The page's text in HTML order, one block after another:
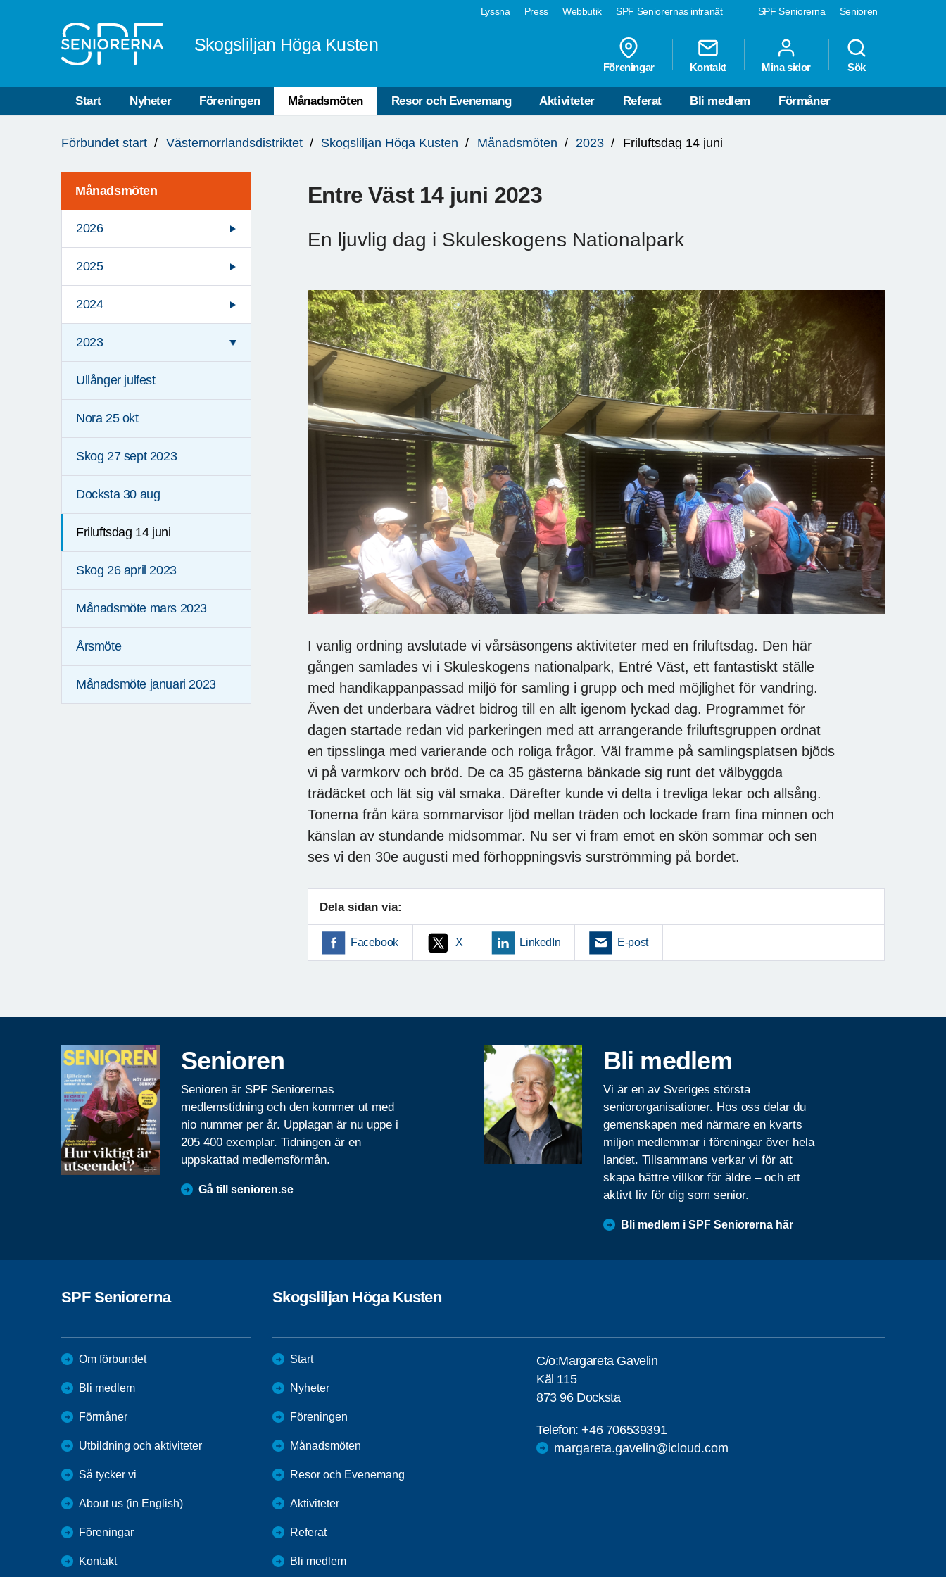
SPF Seniorerna Senioren
Lyssna Press Webbutik SPF Seniorernas intranät
Skogsliljan Höga Kusten
Föreningar Kontakt Mina sidor Sök
Start Nyheter Föreningen Månadsmöten Resor och Evenemang Aktiviteter Referat Bli medlem Förmåner
är
Förbundet start Västernorrlandsdistriktet Skogsliljan Höga Kusten Månadsmöten 2023 Friluftsdag 14 juni
Månadsmöten
2026
2025
2024
2023
Ullånger julfest
Nora 25 okt
Skog 27 sept 2023
Docksta 30 aug
Friluftsdag 14 juni
Skog 26 april 2023
Månadsmöte mars 2023
Årsmöte
Månadsmöte januari 2023
Entre Väst 14 juni 2023
En ljuvlig dag i Skuleskogens Nationalpark
I vanlig ordning avslutade vi vårsäsongens aktiviteter med en friluftsdag. Den här
gången samlades vi i Skuleskogens nationalpark, Entré Väst, ett fantastiskt ställe
med handikappanpassad miljö för samling i grupp och med möjlighet för vandring.
Även det underbara vädret bidrog till en allt igenom lyckad dag. Programmet för
dagen startade redan vid parkeringen med att arrangerande friluftsgruppen ordnat
en tipsslinga med varierande och roliga frågor. Väl framme på samlingsplatsen bjöds
vi på varmkorv och bröd. De ca 35 gästerna bänkade sig runt det välbyggda
trädäcket och lät sig väl smaka. Därefter kunde vi delta i trevliga lekar och allsång.
Tonerna från kära sommarvisor ljöd mellan träden och lockade fram fina minnen och
känslan av stundande midsommar. Nu ser vi fram emot en skön sommar och sen
ses vi den 30e augusti med förhoppningsvis surströmming på bordet.
Dela sidan via:
Facebook X LinkedIn E-post
Senioren
Senioren är SPF Seniorernas
medlemstidning och den kommer ut med
nio nummer per år. Upplagan är nu uppe i
205 400 exemplar. Tidningen är en
uppskattad medlemsförmån.
Gå till senioren.se
Bli medlem
Vi är en av Sveriges största
seniororganisationer. Hos oss delar du
gemenskapen med närmare en kvarts
miljon medlemmar i föreningar över hela
landet. Tillsammans verkar vi för att
skapa bättre villkor för äldre – och ett
aktivt liv för dig som senior.
Bli medlem i SPF Seniorerna här
SPF Seniorerna
Om förbundet
Bli medlem
Förmåner
Utbildning och aktiviteter
Så tycker vi
About us (in English)
Föreningar
Kontakt
Skogsliljan Höga Kusten
Start
Nyheter
Föreningen
Månadsmöten
Resor och Evenemang
Aktiviteter
Referat
Bli medlem
C/o:Margareta Gavelin
Käl 115
873 96 Docksta
Telefon:+46 706539391
margareta.gavelin@icloud.com